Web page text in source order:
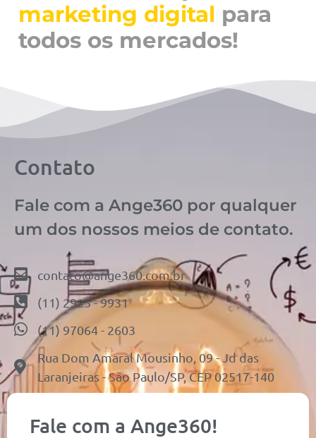
marketing digital para
todos os mercados!
Contato
Fale com a Ange360 por qualquer
um dos nossos meios de contato.
contato@ange360.com.br
(11) 2925 - 9931
(11) 97064 - 2603
Rua Dom Amaral Mousinho, 09 - Jd das
Laranjeiras - São Paulo/SP, CEP 02517-140
Fale com a Ange360!